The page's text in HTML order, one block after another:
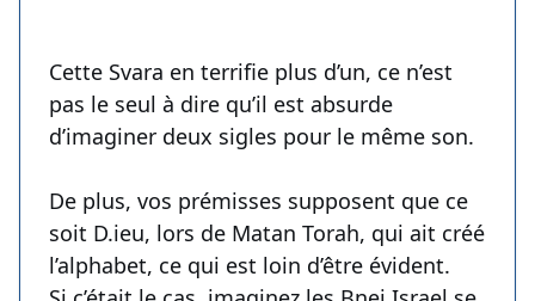
Cette Svara en terrifie plus d’un, ce n’est
pas le seul à dire qu’il est absurde
d’imaginer deux sigles pour le même son.
De plus, vos prémisses supposent que ce
soit D.ieu, lors de Matan Torah, qui ait créé
l’alphabet, ce qui est loin d’être évident.